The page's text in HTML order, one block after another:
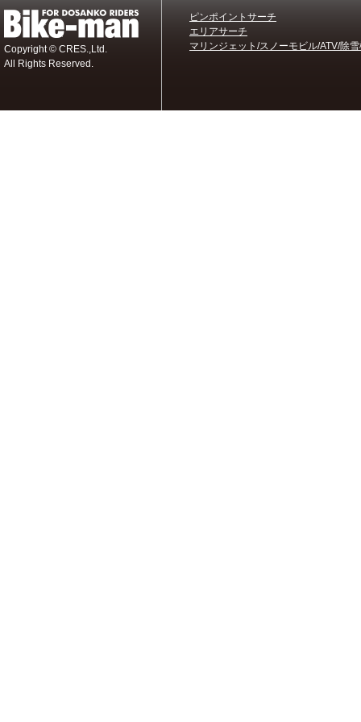
Copyright © CRES.,Ltd.
All Rights Reserved.
ピンポイントサーチ
エリアサーチ
マリンジェット/スノーモビル/ATV/除